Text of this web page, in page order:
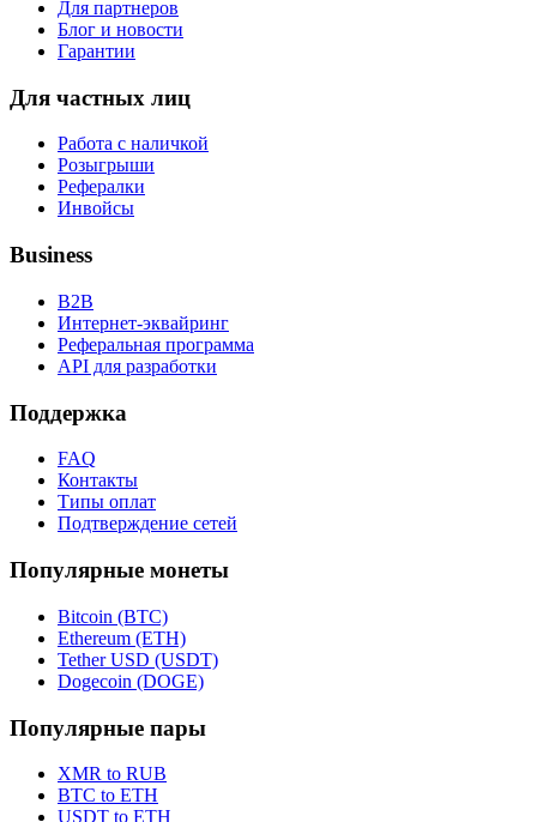
Для партнеров
Блог и новости
Гарантии
Для частных лиц
Работа с наличкой
Розыгрыши
Рефералки
Инвойсы
Business
B2B
Интернет-эквайринг
Реферальная программа
API для разработки
Поддержка
FAQ
Контакты
Типы оплат
Подтверждение сетей
Популярные монеты
Bitcoin (BTC)
Ethereum (ETH)
Tether USD (USDT)
Dogecoin (DOGE)
Популярные пары
XMR to RUB
BTC to ETH
USDT to ETH